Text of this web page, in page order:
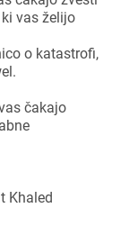
vas želijo
o katastrofi,
čakajo
Khaled